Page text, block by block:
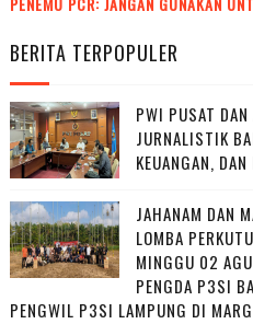
BERITA TERPOPULER
PWI PUSAT DAN
JURNALISTIK
KEUANGAN,
JAHANAM DAN
LOMBA
MINGGU 02
PENGDA P3SI
PENGWIL P3SI LAMPUNG DI